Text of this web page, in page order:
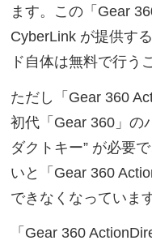
ます。この「Gear
CyberLink が提供す
ド自体は無料で行う
ただし「Gear 360
初代「Gear 360」の
ダクトキー” が必要
いと「Gear 360
できなくなっています
「Gear 360